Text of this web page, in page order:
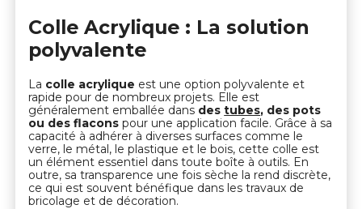
Colle Acrylique : La solution
polyvalente
La colle acrylique est une option polyvalente et
rapide pour de nombreux projets. Elle est
généralement emballée dans destubes, des pots
ou des flacons pour une application facile. Grâce à sa
capacité à adhérer à diverses surfaces comme le
verre, le métal, le plastique et le bois, cette colle est
un élément essentiel dans toute boîte à outils. En
outre, sa transparence une fois sèche la rend discrète,
ce qui est souvent bénéfique dans les travaux de
bricolage et de décoration.